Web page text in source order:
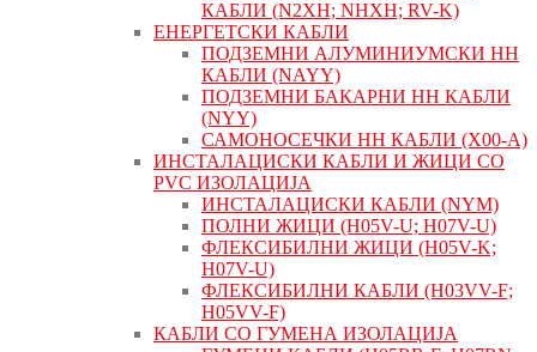
КАБЛИ (N2XH; NHXH; RV-K)
ЕНЕРГЕТСКИ КАБЛИ
ПОДЗЕМНИ АЛУМИНИУМСКИ НН
КАБЛИ (NAYY)
ПОДЗЕМНИ БАКАРНИ НН КАБЛИ
(NYY)
САМОНОСЕЧКИ НН КАБЛИ (X00-A)
ИНСТАЛАЦИСКИ КАБЛИ И ЖИЦИ СО
PVC ИЗОЛАЦИЈА
ИНСТАЛАЦИСКИ КАБЛИ (NYM)
ПОЛНИ ЖИЦИ (H05V-U; H07V-U)
ФЛЕКСИБИЛНИ ЖИЦИ (H05V-K;
H07V-U)
ФЛЕКСИБИЛНИ КАБЛИ (H03VV-F;
H05VV-F)
КАБЛИ СО ГУМЕНА ИЗОЛАЦИЈА